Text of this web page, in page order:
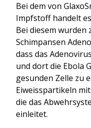
Bei dem von
Impfstoff handelt
Bei diesem wurden
Schimpansen
dass das
und dort die Ebola
gesunden Zelle zu
Eiweisspartikeln
die das
einleitet.